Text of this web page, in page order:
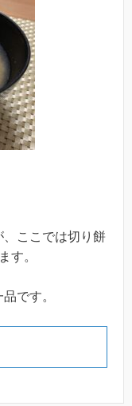
ここでは切り餅
す。
です。